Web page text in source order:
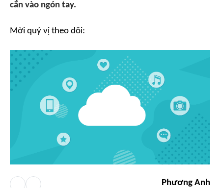
cắn vào ngón tay.
Mời quý vị theo dõi:
Phương Anh